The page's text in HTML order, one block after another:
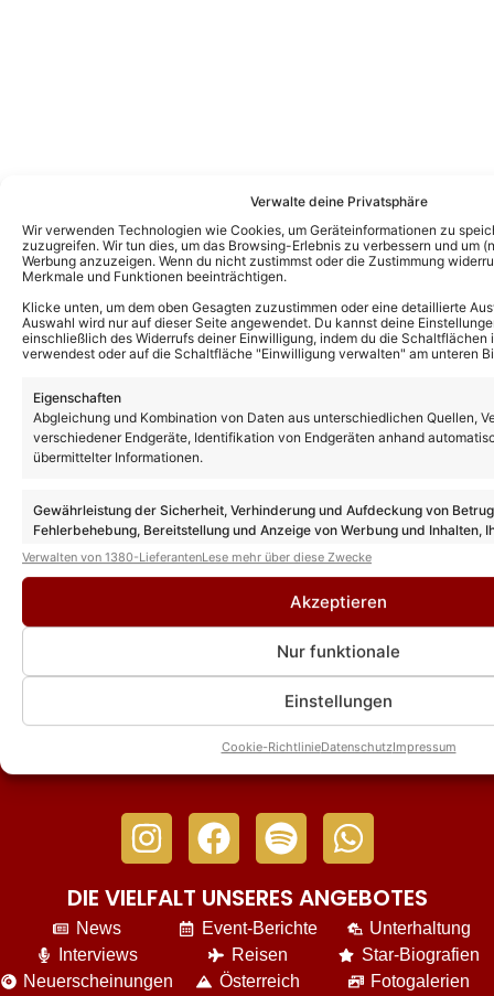
Verwalte deine Privatsphäre
Wir verwenden Technologien wie Cookies, um Geräteinformationen zu
zuzugreifen. Wir tun dies, um das Browsing-Erlebnis zu verbessern und um
Werbung anzuzeigen. Wenn du nicht zustimmst oder die Zustimmung
Merkmale und Funktionen beeinträchtigen.
Klicke unten, um dem oben Gesagten zuzustimmen oder eine detaillierte
Auswahl wird nur auf dieser Seite angewendet. Du kannst deine
einschließlich des Widerrufs deiner Einwilligung, indem du die
verwendest oder auf die Schaltfläche "Einwilligung verwalten" am unteren
Eigenschaften
Abgleichung und Kombination von Daten aus unterschiedlichen Quellen,
verschiedener Endgeräte, Identifikation von Endgeräten anhand
übermittelter Informationen.
Gewährleistung der Sicherheit, Verhinderung und Aufdeckung von
Fehlerbehebung, Bereitstellung und Anzeige von Werbung und Inhalten,
Entscheidungen zum Datenschutz speichern und übermitteln.
Verwalten von 1380-LieferantenLese mehr über diese Zwecke
Akzeptieren
Nur funktionale
Einstellungen
Cookie-RichtlinieDatenschutzImpressum
Weitere News
Matthias Reim, Heino & weiteren klasse
Acts!
ihren Beziehungsstatus: Hat sie einen
neuen Freund?
Anna-Carina Woitschack – Unzensiert
(Schlagerbooom Open Air 2026)
Anna-Carina Woitschack meldet sich mit
„Unzensiert“ zurück – wir sprachen
exklusiv mit ihr
DIE VIELFALT UNSERES ANGEBOTES
News
Interviews
Neuerscheinungen
Event-Berichte
Reisen
Österreich
Unterhaltung
Star-Biografien
Fotogalerien